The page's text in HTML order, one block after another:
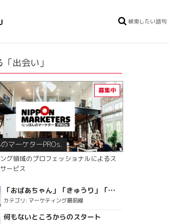
出会い」
マーケターPROs.
グ領域のプロフェッショナルによるス
ービス
「おばあちゃん」「きゅうり」「ディスコで踊るおじさん」をCM素材に使った、「気持ちよさ」が売りの意外な商品とは？
カテゴリ: マーケティング最前線
何もないところからのスタート